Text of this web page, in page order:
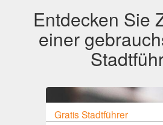
Entdecken Sie
einer
Gratis Stadtführer